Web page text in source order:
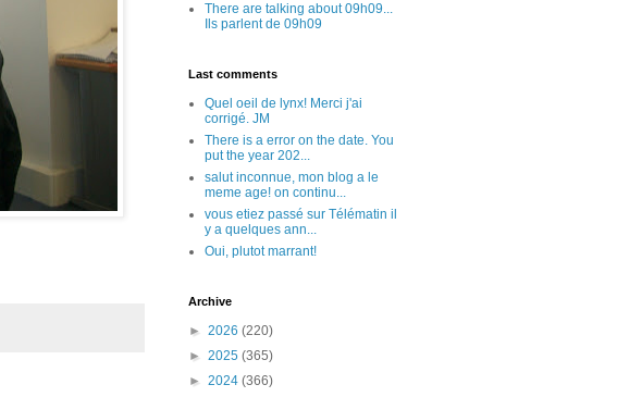
There are talking about 09h09...
Ils parlent de 09h09
Last comments
Quel oeil de lynx! Merci j'ai
corrigé. JM
There is a error on the date. You
put the year 202...
salut inconnue, mon blog a le
meme age! on continu...
vous etiez passé sur Télématin il
y a quelques ann...
Oui, plutot marrant!
Archive
► 2026 (220)
► 2025 (365)
► 2024 (366)